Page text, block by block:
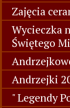
Zajęcia
Wycieczka
Świętego
Andrzejki
" Legendy